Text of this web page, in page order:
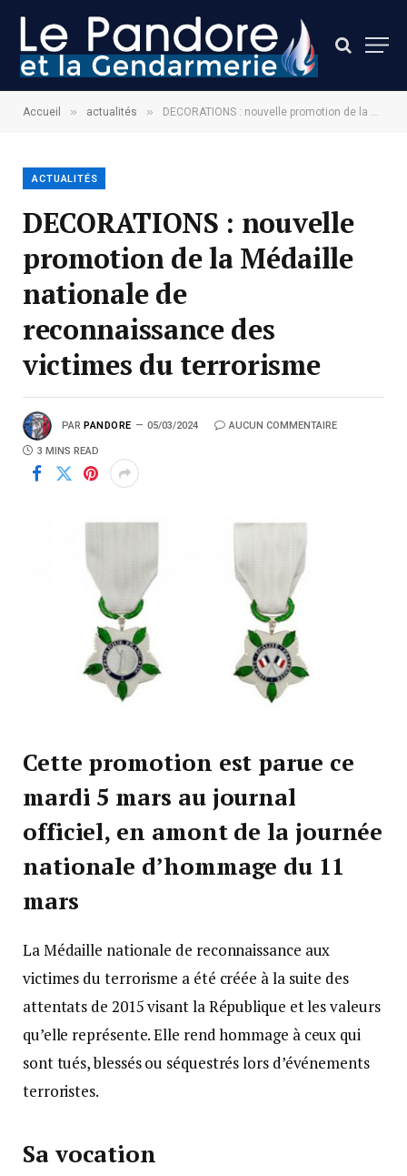
Accueil » actualités » DECORATIONS : nouvelle promotion de la Médaille nationale de reconnaissance des victimes du terrorisme
ACTUALITÉS
DECORATIONS : nouvelle
promotion de la Médaille
nationale de
reconnaissance des
victimes du terrorisme
PAR PANDORE 05/03/2024 AUCUN COMMENTAIRE
3 MINS READ
Cette promotion est parue ce
mardi 5 mars au journal
officiel, en amont de la journée
nationale d’hommage du 11
mars
La Médaille nationale de reconnaissance aux
victimes du terrorisme a été créée à la suite des
attentats de 2015 visant la République et les valeurs
qu’elle représente. Elle rend hommage à ceux qui
sont tués, blessés ou séquestrés lors d’événements
terroristes.
Sa vocation